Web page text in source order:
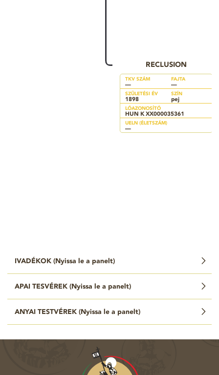
RECLUSION
TKV SZÁM
—
FAJTA
—
SZÜLETÉSI ÉV
1898
SZÍN
pej
LÓAZONOSÍTÓ
HUN K XX000035361
UELN (ÉLETSZÁM)
—
IVADÉKOK ( Nyissa le a panelt)
APAI TESVÉREK ( Nyissa le a panelt)
ANYAI TESTVÉREK ( Nyissa le a panelt)